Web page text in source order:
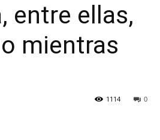
entre ellas,
mientras
0
1114